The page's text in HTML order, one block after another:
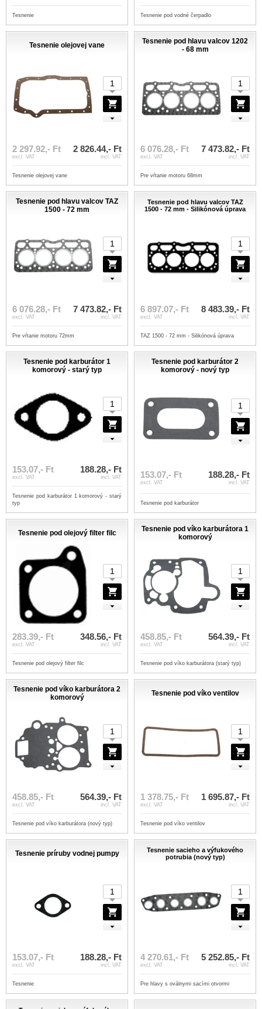
Tesnenie Tesnenie pod vodné čerpadlo
Tesnenie olejovej vane
2 297.92,- Ft
excl. VAT
2 826.44,- Ft
incl. VAT
Tesnenie olejovej vane
Tesnenie pod hlavu valcov 1202
- 68 mm
6 076.28,- Ft
excl. VAT
7 473.82,- Ft
incl. VAT
Pre vŕtanie motoru 68mm
Tesnenie pod hlavu valcov TAZ
1500 - 72 mm
6 076.28,- Ft
excl. VAT
7 473.82,- Ft
incl. VAT
Pre vŕtanie motoru 72mm
Tesnenie pod hlavu valcov TAZ
1500 - 72 mm - Silikónová úprava
6 897.07,- Ft
excl. VAT
8 483.39,- Ft
incl. VAT
TAZ 1500 - 72 mm - Silikónová úprava
Tesnenie pod karburátor 1
komorový - starý typ
153.07,- Ft
excl. VAT
188.28,- Ft
incl. VAT
Tesnenie pod karburátor 1 komorový - starý
typ
Tesnenie pod karburátor 2
komorový - nový typ
153.07,- Ft
excl. VAT
188.28,- Ft
incl. VAT
Tesnenie pod karburátor
Tesnenie pod olejový filter filc
283.39,- Ft
excl. VAT
348.56,- Ft
incl. VAT
Tesnenie pod olejový filter filc
Tesnenie pod víko karburátora 1
komorový
458.85,- Ft
excl. VAT
564.39,- Ft
incl. VAT
Tesnenie pod víko karburátora (starý typ)
Tesnenie pod víko karburátora 2
komorový
458.85,- Ft
excl. VAT
564.39,- Ft
incl. VAT
Tesnenie pod víko karburátora (nový typ)
Tesnenie pod víko ventilov
1 378.75,- Ft
excl. VAT
1 695.87,- Ft
incl. VAT
Tesnenie pod víko ventilov
Tesnenie príruby vodnej pumpy
153.07,- Ft
excl. VAT
188.28,- Ft
incl. VAT
Tesnenie
Tesnenie sacieho a výfukového
potrubia (nový typ)
4 270.61,- Ft
excl. VAT
5 252.85,- Ft
incl. VAT
Pre hlavy s oválnymi sacími otvormi